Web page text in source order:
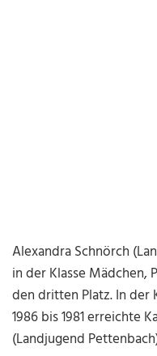
Alexandra Schnörch
in der Klasse Mädchen,
den dritten Platz. In der
1986 bis 1981 erreichte
(Landjugend